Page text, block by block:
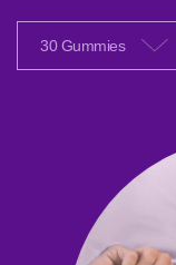
30 Gummies